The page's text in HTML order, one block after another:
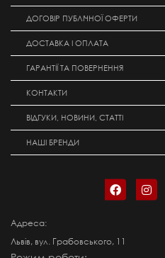
ДОГОВІР ПУБЛІЧНОЇ ОФЕРТИ
ДОСТАВКА І ОПЛАТА
ГАРАНТІЇ ТА ПОВЕРНЕННЯ
КОНТАКТИ
ВІДГУКИ, НОВИНИ, СТАТТІ
НАШІ БРЕНДИ
Адреса:
Львів, вул. Грабовського, 11